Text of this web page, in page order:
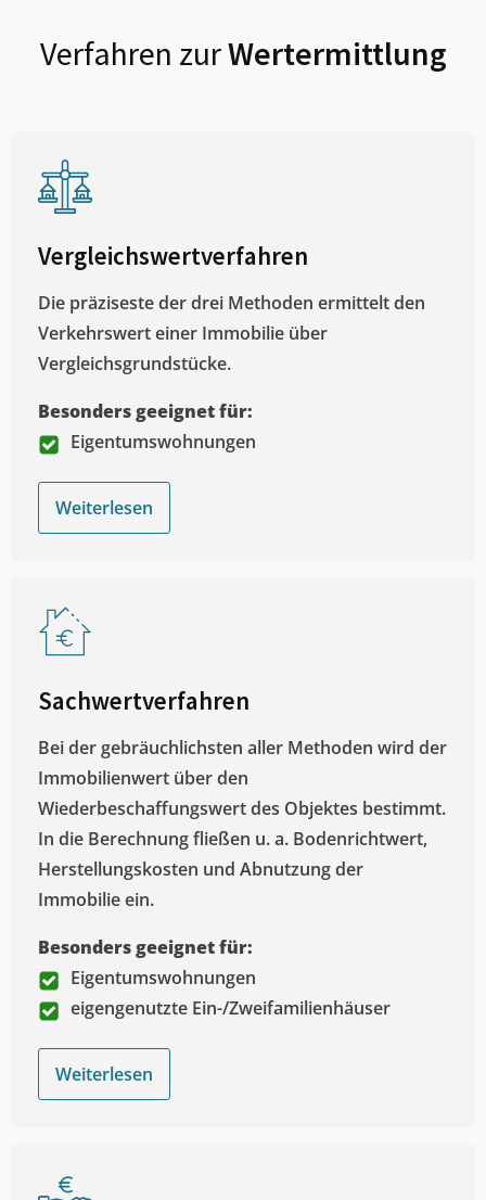
Verfahren zurWertermittlung
Vergleichswertverfahren
Die präziseste der drei Methoden ermittelt den
Verkehrswert einer Immobilie über
Vergleichsgrundstücke.
Besonders geeignet für:
Eigentumswohnungen
Weiterlesen
Sachwertverfahren
Bei der gebräuchlichsten aller Methoden wird der
Immobilienwert über den
Wiederbeschaffungswert des Objektes bestimmt.
In die Berechnung fließen u. a. Bodenrichtwert,
Herstellungskosten und Abnutzung der
Immobilie ein.
Besonders geeignet für:
Eigentumswohnungen
eigengenutzte Ein-/Zweifamilienhäuser
Weiterlesen